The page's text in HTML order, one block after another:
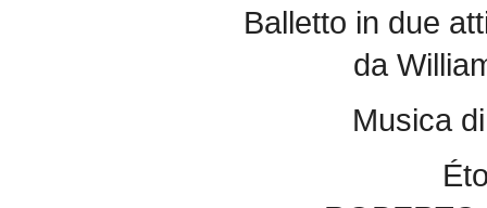
Balletto in due
da
Musica